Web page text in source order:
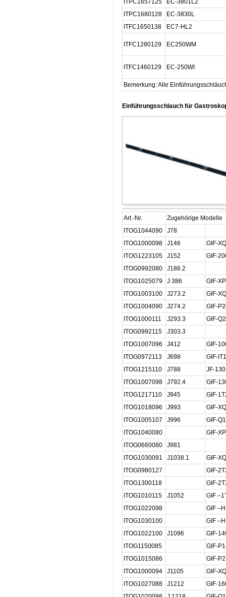
ITPC1680128
EC-3830L
ITFC1650138
EC7-HL2
ITFC1280129 EC250WM
ITFC1460129 EC-250WI
Bemerkung: Alle
Einführungsschlauch für
Art.-Nr.
Zugehörige Modelle
ITOG1044090
J78
ITOG1000098
J146
GIF-
ITOG1223105
J152
GIF-
ITOG0992080
J186.2
ITOG1025079
J 386
GIF-
ITOG1003100
J273.2
GIF-
ITOG1004090
J274.2
GIF-
ITOG1000111
J293.3
GIF-
ITOG0992115
J303.3
ITOG1007096
J412
GIF-
ITOG0972113
J698
GIF-
ITOG1215110
J788
JF-130
ITOG1007098
J792.4
GIF-
ITOG1217110
J945
GIF-
ITOG1018096
J993
GIF-
ITOG1005107
J996
GIF-
ITOG1040080
GIF-
ITOG0660080
J981
ITOG1030091
J1038.1
GIF-
ITOG0980127
GIF-
ITOG1300118
GIF-
ITOG1010115
J1052
GIF
ITOG1022098
GIF
ITOG1030100
GIF
ITOG1022100
J1096
GIF-
ITOG1150085
GIF-
ITOG1015086
GIF-
ITOG1000094
J1105
GIF-
ITOG1027088
J1212
GIF-